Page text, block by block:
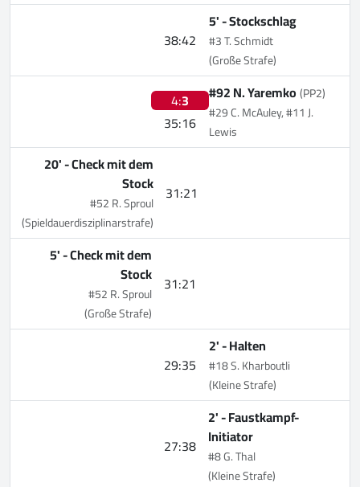
38:42
5' -Stockschlag
#3 T. Schmidt
(Große Strafe)
4:3
35:16
#92 N. Yaremko(PP2)
#29 C. McAuley, #11 J.
Lewis
31:21
20' -Check mit dem
Stock
#52 R. Sproul
(Spieldauerdisziplinarstrafe)
31:21
5' -Check mit dem
Stock
#52 R. Sproul
(Große Strafe)
29:35
2' -Halten
#18 S. Kharboutli
(Kleine Strafe)
27:38
2' -Faustkampf-
Initiator
#8 G. Thal
(Kleine Strafe)